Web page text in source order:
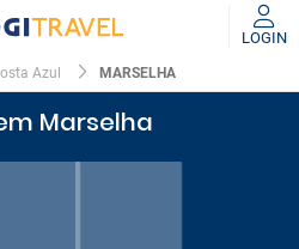
LOGIN
Azul MARSELHA
Marselha